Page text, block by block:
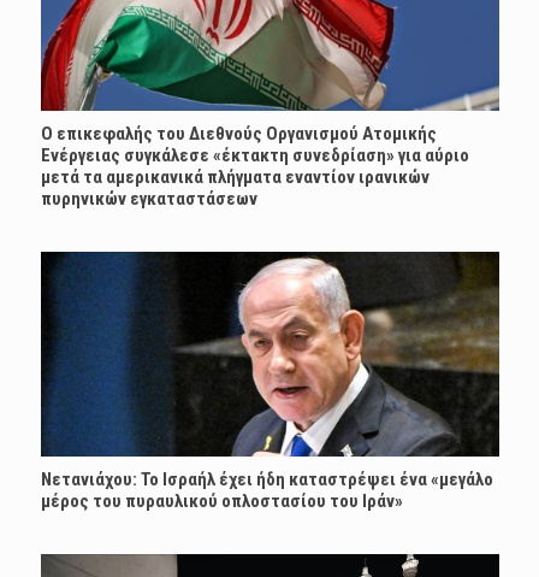
Ο επικεφαλής του Διεθνούς Οργανισμού Ατομικής
Ενέργειας συγκάλεσε «έκτακτη συνεδρίαση» για αύριο
μετά τα αμερικανικά πλήγματα εναντίον ιρανικών
πυρηνικών εγκαταστάσεων
Νετανιάχου: Το Ισραήλ έχει ήδη καταστρέψει ένα «μεγάλο
μέρος του πυραυλικού οπλοστασίου του Ιράν»